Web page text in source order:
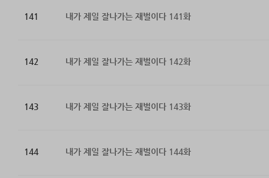
141 내가 제일 잘나가는 재벌이다 141화
142 내가 제일 잘나가는 재벌이다 142화
143 내가 제일 잘나가는 재벌이다 143화
144 내가 제일 잘나가는 재벌이다 144화